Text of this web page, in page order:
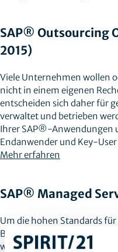
SAP® Outsourcing
2015)
Viele Unternehmen wollen
nicht in einem eigenen
entscheiden sich daher für
verwaltet und betrieben
Ihrer SAP®-Anwendungen
Endanwender und Key-
Mehr erfahren
SAP® Managed
Um die hohen Standards
Betreuung von SAP®-
wir als zertifizierter SAP®